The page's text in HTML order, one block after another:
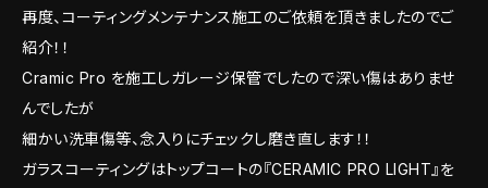
再度、コーティングメンテナンス施工のご依頼を頂きましたのでご
紹介！！
Cramic Pro を施工しガレージ保管でしたので深い傷はありませ
んでしたが
細かい洗車傷等、念入りにチェックし磨き直します！！
ガラスコーティングはトップコートの『CERAMIC PRO LIGHT』を